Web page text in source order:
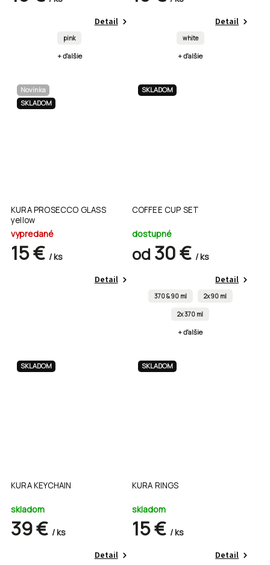
Detail
pink
+ ďalšie
Detail
white
+ ďalšie
Novinka
SKLADOM
KURA PROSECCO GLASS
yellow
vypredané
15 € / ks
Detail
SKLADOM
COFFEE CUP SET
dostupné
od 30 € / ks
Detail
370 & 90 ml 2x 90 ml
2x 370 ml
+ ďalšie
SKLADOM
KURA KEYCHAIN
skladom
39 € / ks
Detail
SKLADOM
KURA RINGS
skladom
15 € / ks
Detail